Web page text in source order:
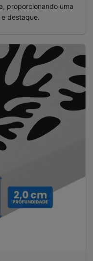
proporcionando uma
destaque.